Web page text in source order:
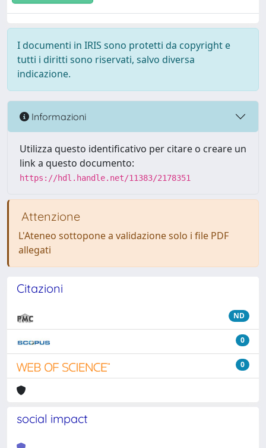
I documenti in IRIS sono protetti da copyright e
tutti i diritti sono riservati, salvo diversa
indicazione.
Informazioni
Utilizza questo identificativo per citare o creare un
link a questo documento:
https://hdl.handle.net/11383/2178351
Attenzione
L'Ateneo sottopone a validazione solo i file PDF
allegati
Citazioni
ND
0
0
social impact